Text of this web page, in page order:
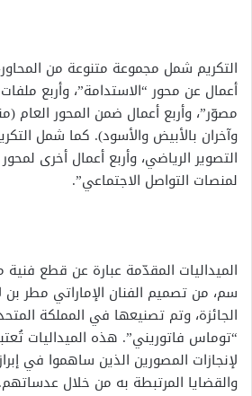
التكريم شمل مجموعة متنوعة من
أعمال عن محور “الاستدامة”، وأربع
مصوّر”، وأربع أعمال ضمن المحور العام
وآخران بالأبيض والأسود). كما شمل
التصوير الرياضي، وأربع أعمال أخرى
لمنصات التواصل الاجتماعي”.
سم، من تصميم الفنان الإماراتي مطر
الجائزة، وتم تصنيعها في المملكة
“توماس فاتوريني”. هذه الميداليات
لإنجازات المصورين الذين ساهموا في
والقضايا المرتبطة به من خلال عدساتهم.